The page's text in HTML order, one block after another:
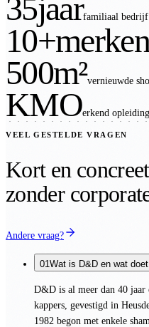
35jaarfamiliaal bedrijf
10+merken
500m²vernieuwde
KMOerkend
VEEL GESTELDE VRAGEN
Kort en
zonder
Andere vraag?
01 Wat is D&D en wat
D&D is al meer dan 40
kappers, gevestigd in
1982 begon met enkele